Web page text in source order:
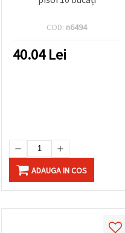
COD: n6494
40.04Lei
ADAUGA IN COS